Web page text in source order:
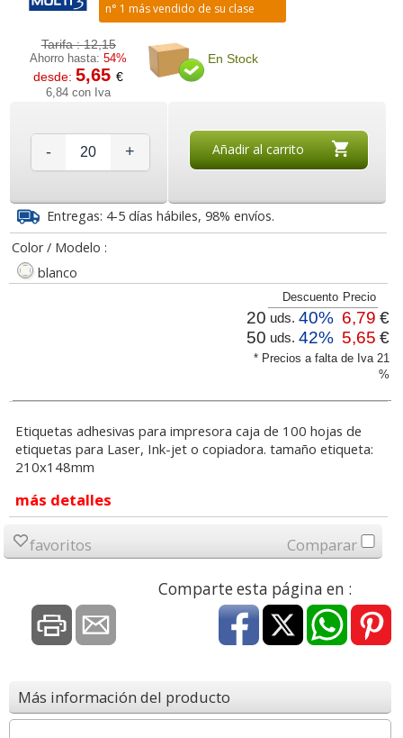
n° 1 más vendido de su clase
Tarifa :12,15
Ahorro hasta:54%
desde:5,65€
6,84 con Iva
En Stock
- + Añadir al carrito
Entregas: 4-5 días hábiles, 98% envíos.
Color / Modelo :
blanco
* Precios a falta de Iva 21
%
Descuento Precio
20 uds. 40% 6,79 €
50 uds. 42% 5,65 €
Etiquetas adhesivas para impresora caja de 100 hojas de
etiquetas para Laser, Ink-jet o copiadora. tamaño etiqueta:
210x148mm
más detalles
favoritos Comparar
Comparte esta página en :
Más información del producto